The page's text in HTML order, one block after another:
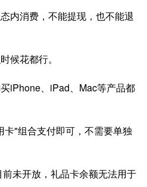
内消费，不能提现，也不能退
候花都行。
iPhone、iPad、Mac等产品都
"组合支付即可，不需要单独
未开放，礼品卡余额无法用于